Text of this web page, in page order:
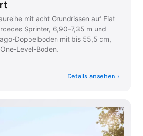
mit acht Grundrissen auf Fiat
Sprinter, 6,90–7,35 m und
Doppelboden mit bis 55,5 cm,
Level-Boden.
Details ansehen